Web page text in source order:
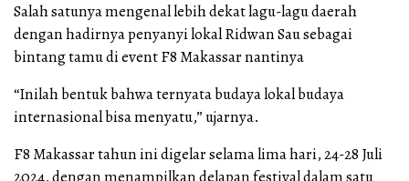
Salah satunya mengenal lebih dekat lagu-lagu daerah
dengan hadirnya penyanyi lokal Ridwan Sau sebagai
bintang tamu di event F8 Makassar nantinya
“Inilah bentuk bahwa ternyata budaya lokal budaya
internasional bisa menyatu,” ujarnya.
F8 Makassar tahun ini digelar selama lima hari, 24-28 Juli